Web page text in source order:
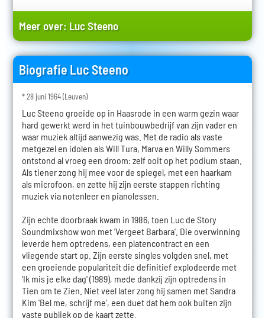
Meer over: Luc Steeno
Biografie Luc Steeno
* 28 juni 1964 (Leuven)
Luc Steeno groeide op in Haasrode in een warm gezin waar
hard gewerkt werd in het tuinbouwbedrijf van zijn vader en
waar muziek altijd aanwezig was. Met de radio als vaste
metgezel en idolen als Will Tura, Marva en Willy Sommers
ontstond al vroeg een droom: zelf ooit op het podium staan.
Als tiener zong hij mee voor de spiegel, met een haarkam
als microfoon, en zette hij zijn eerste stappen richting
muziek via notenleer en pianolessen.
Zijn echte doorbraak kwam in 1986, toen Luc de Story
Soundmixshow won met 'Vergeet Barbara'. Die overwinning
leverde hem optredens, een platencontract en een
vliegende start op. Zijn eerste singles volgden snel, met
een groeiende populariteit die definitief explodeerde met
'Ik mis je elke dag' (1989), mede dankzij zijn optredens in
Tien om te Zien. Niet veel later zong hij samen met Sandra
Kim 'Bel me, schrijf me', een duet dat hem ook buiten zijn
vaste publiek op de kaart zette.